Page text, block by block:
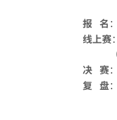
报 名
线上赛
（入
决 赛
复 盘